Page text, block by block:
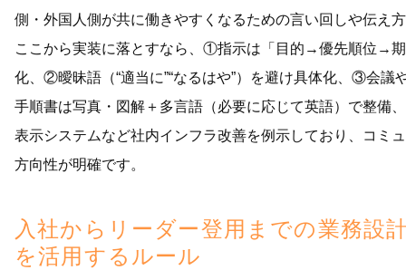
側・外国人側が共に働きやすくなるための言い回しや伝え
ここから実装に落とすなら、①指示は「目的→優先順位→
化、②曖昧語（“適当に”“なるはや”）を避け具体化、③会議
手順書は写真・図解＋多言語（必要に応じて英語）で整備
表示システムなど社内インフラ改善を例示しており、コミ
方向性が明確です。
入社からリーダー登用までの業務設
を活用するルール